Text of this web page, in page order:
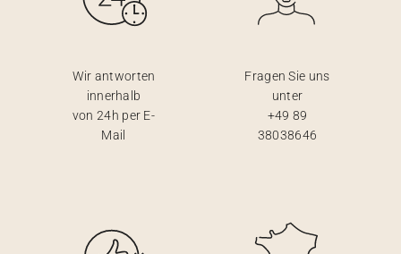
Wir antworten
innerhalb
von 24h per E-
Mail
Fragen Sie uns
unter
+49 89
38038646